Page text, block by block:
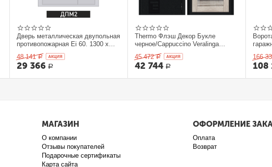
Дверь металлическая двупольная
противопожарная Ei 60. 1300 x
2100 выс.
48 141 Р AКЦИЯ
29 366 Р
Thermo Флэш Декор Букле
черное/Cappuccino Veralinga
205*86 левое
45 472 Р AКЦИЯ
42 744 Р
166
108
МАГАЗИН
О компании
Отзывы покупателей
Подарочные сертификаты
Карта сайта
ОФОРМЛЕНИЕ
Оплата
Возврат